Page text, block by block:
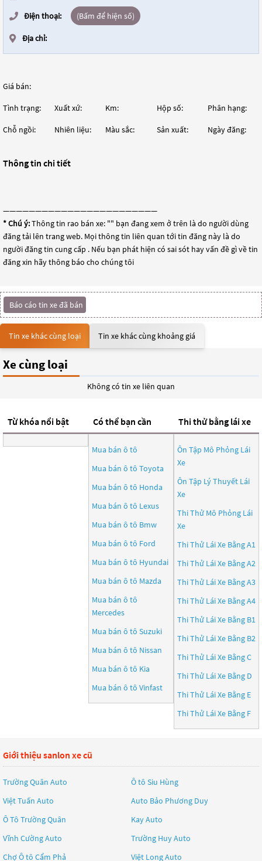
Điện thoại: (Bấm để hiện số)
Địa chỉ:
Giá bán:
Tình trạng: Xuất xứ: Km: Hộp số: Phân hạng:
Chỗ ngồi: Nhiên liệu: Màu sắc: Sản xuất: Ngày đăng:
Thông tin chi tiết
————————————————————————
* Chú ý:Thông tin rao bán xe: "" bạn đang xem ở trên là do người dùng
đăng tải lên trang web. Mọi thông tin liên quan tới tin đăng này là do
người đăng tin cung cấp . Nếu bạn phát hiện có sai sót hay vấn đề gì về tin
đăng xin hãy thông báo cho chúng tôi
Báo cáo tin xe đã bán
Tin xe khác cùng loại Tin xe khác cùng khoảng giá
Xe cùng loại
Không có tin xe liên quan
Từ khóa nổi bật Có thể bạn cần
Mua bán ô tô
Mua bán ô tô Toyota
Mua bán ô tô Honda
Mua bán ô tô Lexus
Mua bán ô tô Bmw
Mua bán ô tô Ford
Mua bán ô tô Hyundai
Mua bán ô tô Mazda
Mua bán ô tô
Mercedes
Mua bán ô tô Suzuki
Mua bán ô tô Nissan
Mua bán ô tô Kia
Mua bán ô tô Vinfast
Thi thử bằng lái xe
Ôn Tập Mô Phỏng Lái
Xe
Ôn Tập Lý Thuyết Lái
Xe
Thi Thử Mô Phỏng Lái
Xe
Thi Thử Lái Xe Bằng A1
Thi Thử Lái Xe Bằng A2
Thi Thử Lái Xe Bằng A3
Thi Thử Lái Xe Bằng A4
Thi Thử Lái Xe Bằng B1
Thi Thử Lái Xe Bằng B2
Thi Thử Lái Xe Bằng C
Thi Thử Lái Xe Bằng D
Thi Thử Lái Xe Bằng E
Thi Thử Lái Xe Bằng F
Giới thiệu sanlon xe cũ
Trường Quân Auto
Ô tô Siu Hùng
Việt Tuấn Auto
Auto Bảo Phương Duy
Ô Tô Trường Quân
Kay Auto
Vĩnh Cường Auto
Trường Huy Auto
Chợ Ô tô Cẩm Phả
Việt Long Auto